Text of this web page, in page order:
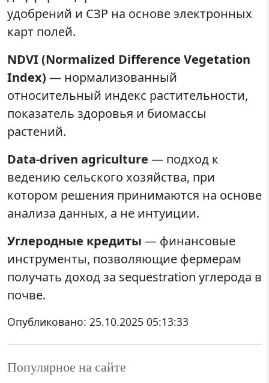
удобрений и СЗР на основе электронных
карт полей.
NDVI (Normalized Difference Vegetation
Index) — нормализованный
относительный индекс растительности,
показатель здоровья и биомассы
растений.
Data-driven agriculture — подход к
ведению сельского хозяйства, при
котором решения принимаются на основе
анализа данных, а не интуиции.
Углеродные кредиты — финансовые
инструменты, позволяющие фермерам
получать доход за sequestration углерода в
почве.
Опубликовано: 25.10.2025 05:13:33
Популярное на сайте